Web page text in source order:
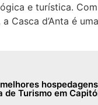
e turística.
Casca d’Anta é
de Turismo em